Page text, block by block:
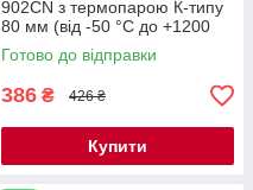
902CN з термопарою К-типу
80 мм (від -50 °C до +1200
°C)
Готово до відправки
386 ₴ 426 ₴
Купити